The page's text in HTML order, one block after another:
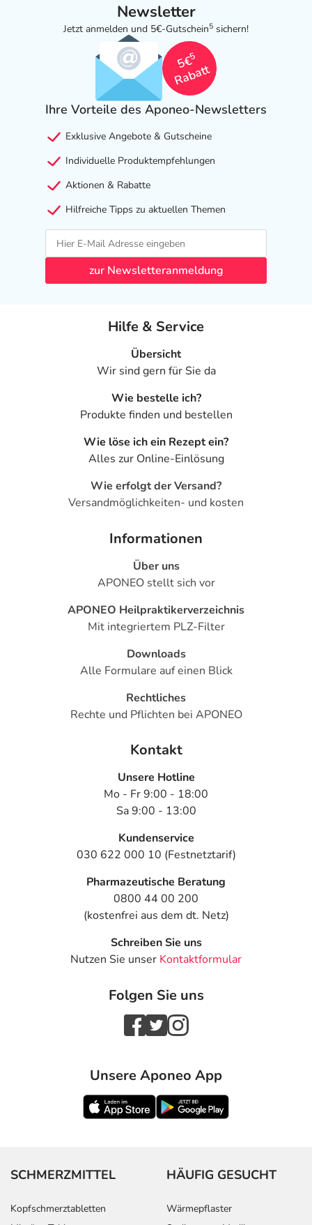
Newsletter
Jetzt anmelden und 5€-Gutschein5 sichern!
5€
5
Rabatt
Ihre Vorteile des Aponeo-Newsletters
Exklusive Angebote & Gutscheine
Individuelle Produktempfehlungen
Aktionen & Rabatte
Hilfreiche Tipps zu aktuellen Themen
zur Newsletteranmeldung
Hilfe & Service
Übersicht
Wir sind gern für Sie da
Wie bestelle ich?
Produkte finden und bestellen
Wie löse ich ein Rezept ein?
Alles zur Online-Einlösung
Wie erfolgt der Versand?
Versandmöglichkeiten- und kosten
Informationen
Über uns
APONEO stellt sich vor
APONEO Heilpraktikerverzeichnis
Mit integriertem PLZ-Filter
Downloads
Alle Formulare auf einen Blick
Rechtliches
Rechte und Pflichten bei APONEO
Kontakt
Unsere Hotline
Mo - Fr 9:00 - 18:00
Sa 9:00 - 13:00
Kundenservice
030 622 000 10 (Festnetztarif)
Pharmazeutische Beratung
0800 44 00 200
(kostenfrei aus dem dt. Netz)
Schreiben Sie uns
Nutzen Sie unser Kontaktformular
Folgen Sie uns
Unsere Aponeo App
SCHMERZMITTEL
Kopfschmerztabletten
HÄUFIG GESUCHT
Wärmepflaster